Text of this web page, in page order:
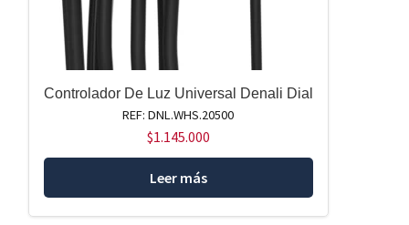
Controlador De Luz Universal Denali Dial
REF: DNL.WHS.20500
$1.145.000
Leer más